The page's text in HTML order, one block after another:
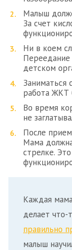
Малыш
За счет
Ни в коем
Переедание
детском
Заниматься
работа ЖКТ
Во время
не
После
Мама
стрелке.
Каждая
делает что-
правильно
малыш